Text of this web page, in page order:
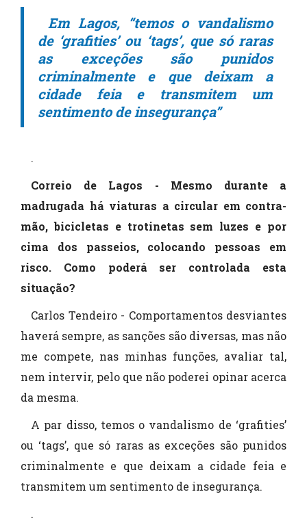
Em Lagos, “temos o vandalismo
de ‘grafities’ ou ‘tags’, que só raras
as exceções são punidos
criminalmente e que deixam a
cidade feia e transmitem um
sentimento de insegurança”
.
Correio de Lagos - Mesmo durante a
madrugada há viaturas a circular em contra-
mão, bicicletas e trotinetas sem luzes e por
cima dos passeios, colocando pessoas em
risco. Como poderá ser controlada esta
situação?
Carlos Tendeiro - Comportamentos desviantes
haverá sempre, as sanções são diversas, mas não
me compete, nas minhas funções, avaliar tal,
nem intervir, pelo que não poderei opinar acerca
da mesma.
A par disso, temos o vandalismo de ‘grafities’
ou ‘tags’, que só raras as exceções são punidos
criminalmente e que deixam a cidade feia e
transmitem um sentimento de insegurança.
.